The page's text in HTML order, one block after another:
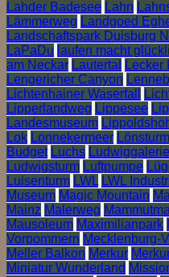
Lahder Badesee Lahn
Lämmerweg Landgoed
Landschaftspark Duisburg
LaPaDu laufen macht
am Neckar Lautertal Lecker
Lengericher Canyon
Lichtenhainer Waserfall
Lipperlandweg Lippesee
Landesmuseum
Lok Lonnekermeer Lönsturm
Budget Luchs
Ludwigsturm Luftpumpe
Luisenturm LWL LWL
Museum Magic Mountain
Mainz Malerweg
Mausoleum Maximilianpark
Vorpommern Mecklenburg-
Meller Balkon Merkur
Miniatur Wunderland